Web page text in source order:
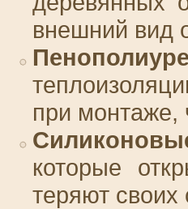
внешний вид
при монтаже,
которые
теряют своих